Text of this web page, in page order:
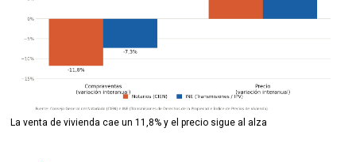
La venta de vivienda cae un 11,8% y el precio sigue al alza